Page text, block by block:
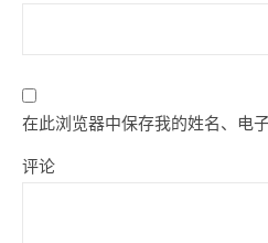
在此浏览器中保存我的姓名、电
评论